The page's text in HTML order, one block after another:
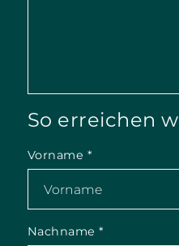
So erreichen
Vorname *
Nachname*